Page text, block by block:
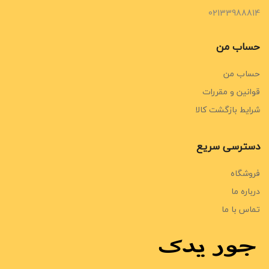
02133988814
حساب من
حساب من
قوانین و مقررات
شرایط بازگشت کالا
دسترسی سریع
فروشگاه
درباره ما
تماس با ما